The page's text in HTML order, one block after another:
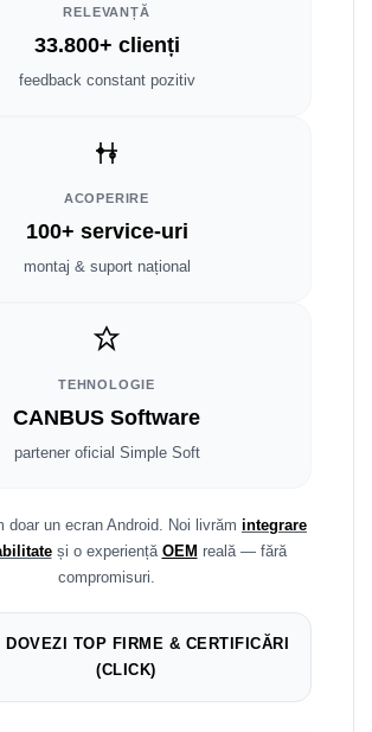
Rover
RELEVANȚĂ
33.800+ clienți
feedback constant pozitiv
ACOPERIRE
100+ service-uri
montaj & suport național
TEHNOLOGIE
CANBUS Software
partener oficial Simple Soft
doar un ecran Android. Noi livrăm integrare
și o experiență OEM reală — fără
compromisuri.
DOVEZI TOP FIRME & CERTIFICĂRI
(CLICK)